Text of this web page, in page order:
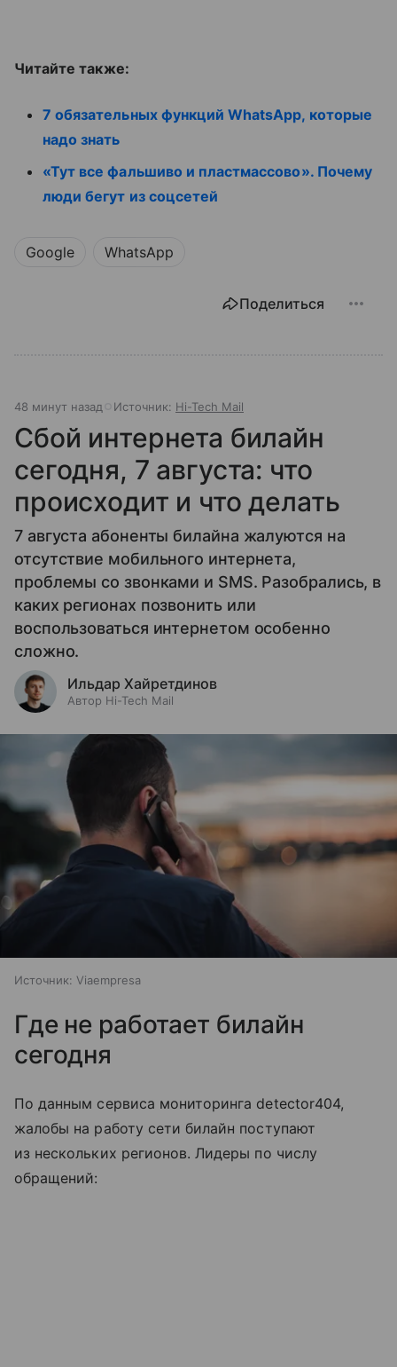
Читайте также:
7 обязательных функций WhatsApp, которые
надо знать
«Тут все фальшиво и пластмассово». Почему
люди бегут из соцсетей
Google WhatsApp
Поделиться
48 минут назад Источник: Hi-Tech Mail
Сбой интернета билайн
сегодня, 7 августа: что
происходит и что делать
7 августа абоненты билайна жалуются на
отсутствие мобильного интернета,
проблемы со звонками и SMS. Разобрались, в
каких регионах позвонить или
воспользоваться интернетом особенно
сложно.
Ильдар Хайретдинов
Автор Hi-Tech Mail
Источник: Viaempresa
Где не работает билайн
сегодня
По данным сервиса мониторинга detector404,
жалобы на работу сети билайн поступают
из нескольких регионов. Лидеры по числу
обращений: